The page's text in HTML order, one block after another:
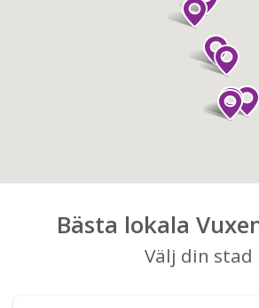
Bästa lokala
Välj din stad